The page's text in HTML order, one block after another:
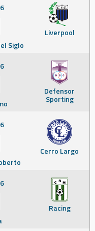
Liverpool
Siglo
Defensor
Sporting
Cerro Largo
Racing